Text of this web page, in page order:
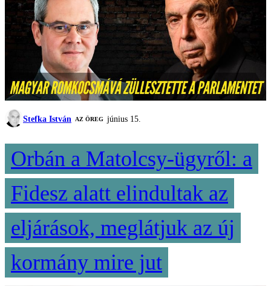
Stefka István AZ ÖREG június 15.
Orbán a Matolcsy-ügyről: a
Fidesz alatt elindultak az
eljárások, meglátjuk az új
kormány mire jut